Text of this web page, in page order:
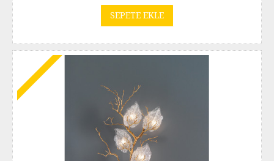
SEPETE EKLE